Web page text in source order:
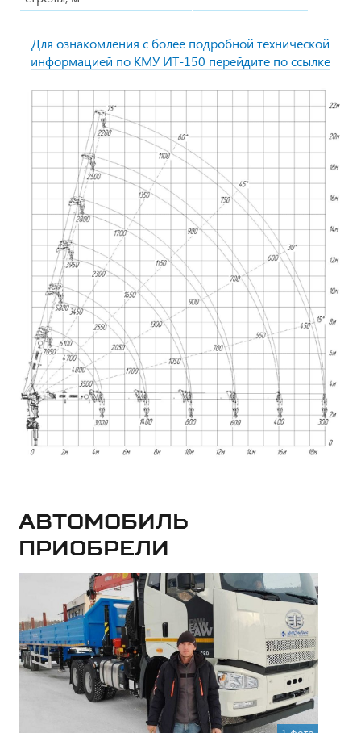
Для ознакомления с более подробной технической
информацией по КМУ ИТ-150 перейдите по ссылке
Автомобиль
приобрели